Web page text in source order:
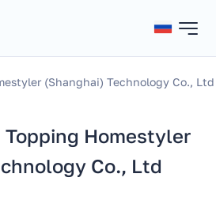
(Shanghai) Technology Co., Ltd
Topping Homestyler
Co., Ltd